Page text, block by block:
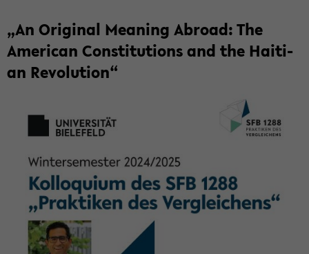
„An Ori­gi­nal Me­a­ning Ab­road: The
Ame­ri­can Con­sti­tu­ti­ons and the Hai­ti­
an Re­vo­lu­ti­on“